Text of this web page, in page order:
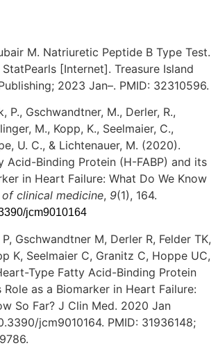
M. Natriuretic Peptide B Type Test.
[Internet]. Treasure Island
2023 Jan–. PMID: 32310596.
P., Gschwandtner, M., Derler, R.,
M., Kopp, K., Seelmaier, C.,
U. C., & Lichtenauer, M. (2020).
Acid-Binding Protein (H-FABP) and its
in Heart Failure: What Do We Know
clinical medicine, 9(1), 164.
jcm9010164
Gschwandtner M, Derler R, Felder TK,
K, Seelmaier C, Granitz C, Hoppe UC,
Type Fatty Acid-Binding Protein
Role as a Biomarker in Heart Failure:
So Far? J Clin Med. 2020 Jan
jcm9010164. PMID: 31936148;